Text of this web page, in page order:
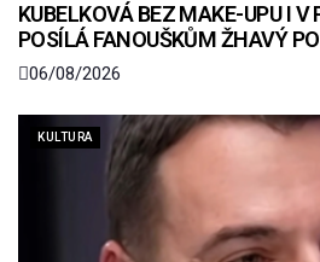
KUBELKOVÁ BEZ MAKE-UPU I V
POSÍLÁ FANOUŠKŮM ŽHAVÝ
06/08/2026
KULTURA